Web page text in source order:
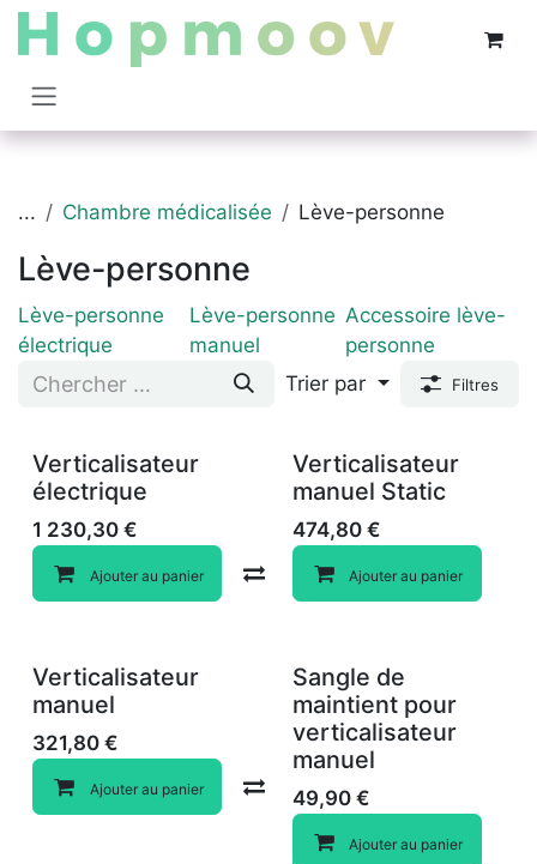
Se rendre au contenu
... Chambre médicalisée Lève-personne
Lève-personne
Lève-personne
électrique
Lève-personne
manuel
Accessoire lève-
personne
Trier par
Filtres
Verticalisateur
électrique
1 230,30 €
Ajouter au panier Compare
Verticalisateur
manuel Static
474,80€
Ajouter au panier
Verticalisateur
manuel
321,80 €
Ajouter au panier Compare
Sangle de
maintient pour
verticalisateur
manuel
49,90€
Ajouter au panier